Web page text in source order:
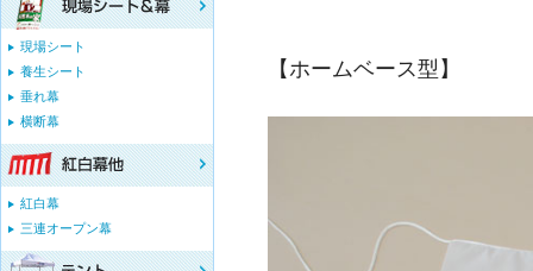
【ホームベース型】
現場シート
養生シート
垂れ幕
横断幕
紅白幕
三連オープン幕